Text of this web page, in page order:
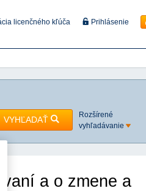
licenčného kľúča Prihlásenie
VYHĽADAŤ
Rozšírené
vyhľadávanie
a o zmene a